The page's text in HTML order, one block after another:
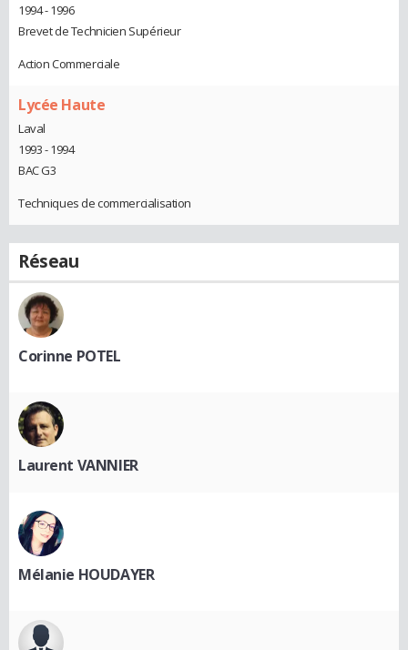
1994 - 1996
Brevet de Technicien Supérieur
Action Commerciale
Lycée Haute
Laval
1993 - 1994
BAC G3
Techniques de commercialisation
Réseau
Corinne POTEL
Laurent VANNIER
Mélanie HOUDAYER